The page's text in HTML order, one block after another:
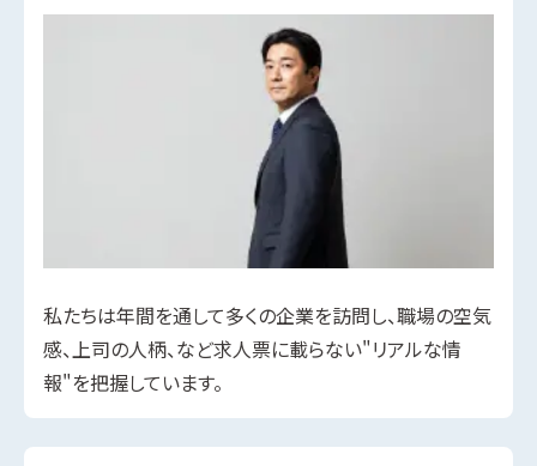
私たちは年間を通して多くの企業を訪問し、職場の空気
感、上司の人柄、など求人票に載らない"リアルな情
報"を把握しています。